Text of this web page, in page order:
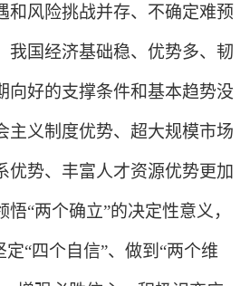
和风险挑战并存、不确定难预
我国经济基础稳、优势多、韧
向好的支撑条件和基本趋势没
主义制度优势、超大规模市场
优势、丰富人才资源优势更加
“两个确立”的决定性意义，
定“四个自信”、做到“两个维